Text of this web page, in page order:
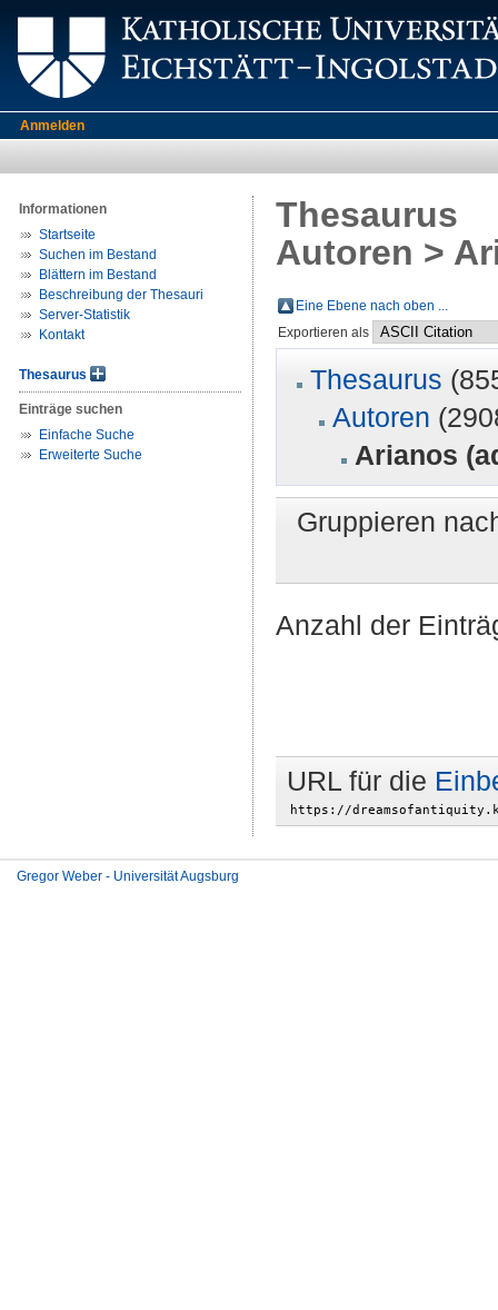
Anmelden
Informationen
Startseite
Suchen im Bestand
Blättern im Bestand
Beschreibung der Thesauri
Server-Statistik
Kontakt
Thesaurus
Einträge suchen
Einfache Suche
Erweiterte Suche
Thesaurus
Autoren >
Eine Ebene nach oben ...
Exportieren als
Thesaurus
Autoren
Arianos
Gruppieren
Anzahl der
URL für die
Gregor Weber - Universität Augsburg